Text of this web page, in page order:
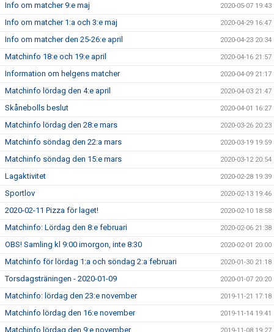
Info om matcher 9:e maj 2020-05-07 19:43
Info om matcher 1:a och 3:e maj 2020-04-29 16:47
Info om matcher den 25-26:e april 2020-04-23 20:34
Matchinfo 18:e och 19:e april 2020-04-16 21:57
Information om helgens matcher 2020-04-09 21:17
Matchinfo lördag den 4:e april 2020-04-03 21:47
Skånebolls beslut 2020-04-01 16:27
Matchinfo lördag den 28:e mars 2020-03-26 20:23
Matchinfo söndag den 22:a mars 2020-03-19 19:59
Matchinfo söndag den 15:e mars 2020-03-12 20:54
Lagaktivitet 2020-02-28 19:39
Sportlov 2020-02-13 19:46
2020-02-11 Pizza för laget! 2020-02-10 18:58
Matchinfo: Lördag den 8:e februari 2020-02-06 21:38
OBS! Samling kl 9:00 imorgon, inte 8:30 2020-02-01 20:00
Matchinfo för lördag 1:a och söndag 2:a februari 2020-01-30 21:18
Torsdagsträningen - 2020-01-09 2020-01-07 20:20
Matchinfo: lördag den 23:e november 2019-11-21 17:18
Matchinfo lördag den 16:e november 2019-11-14 19:41
Matchinfo lördag den 9:e november